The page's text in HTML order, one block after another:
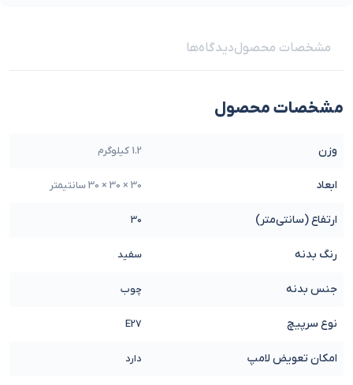
مشخصات محصولدیدگاه‌ها
مشخصات محصول
وزن 1.2 کیلوگرم
ابعاد 30 × 30 × 30 سانتیمتر
ارتفاع (سانتی‌متر) 30
رنگ بدنه سفید
جنس بدنه چوب
نوع سرپیچ E27
امکان تعویض لامپ دارد